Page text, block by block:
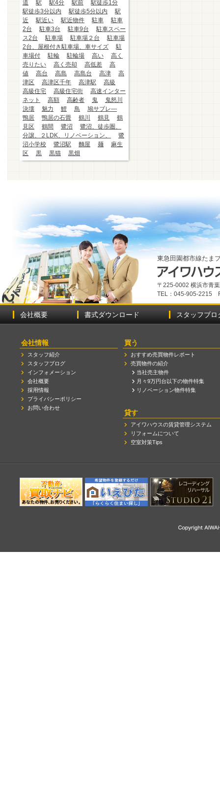
道
駅 駅4分 駅前
駅徒歩1分
駅徒歩3分以内
駅徒歩5分以内
駅
近
駅近い 駅近物件 駐車
駐車
2台
駐車3台 駐車9台
駐車スペー
ス2台
駐車場 駐車場２台
駐車場
2台、屋根付き駐車場、車サイズ
駐
車場付
駐輪 駐輪場 高い
高く
売りたい
高く売却 高低差
高
値
高台 高島 高島台 高津
高
津区
高津区千年 高津駅
高級
高級住宅
高級住宅街
高速インター
ネット
高額 高齢者 鬼
鬼怒川
決壊
魅力 鯉 鳥
鳩サブレ―
鴨居
鴨居の石畳 鶴川 鶴見
鶴
見区
鶴間 鷺沼
鷺沼、徒歩圏、
分譲、２LDK、リノベーション、
鷺
沼小学校
鷺沼駅 麵屋 麺
麻生
区
黒 黒猫 黒畑
東急田園都市線たま
〒225-0002 横浜市青
TEL：045-905-2215
会社概要 書式ダウンロード スタッフブロ
会社情報
スタッフ紹介
スタッフブログ
インフォメーション
会社概要
採用情報
プライバシーポリシー
お問い合わせ
買う
おすすめ売買物件レポート
売買物件の紹介
当社売主物件
月々9万円台以下の物件特集
リノベーション物件特集
貸す
アイワハウスの賃貸管理システム
リフォームについて
空室対策Tips